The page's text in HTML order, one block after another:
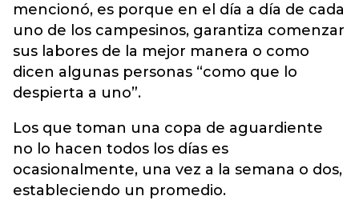
mencionó, es porque en el día a día de cada
uno de los campesinos, garantiza comenzar
sus labores de la mejor manera o como
dicen algunas personas “como que lo
despierta a uno”.
Los que toman una copa de aguardiente
no lo hacen todos los días es
ocasionalmente, una vez a la semana o dos,
estableciendo un promedio.